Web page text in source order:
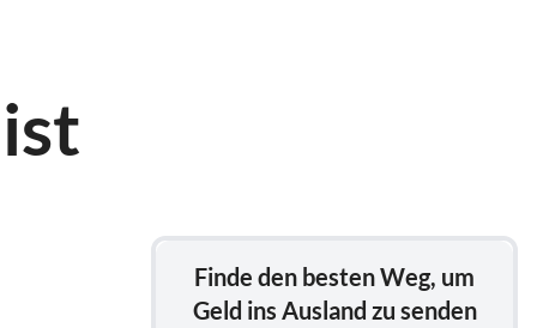
Finde den besten Weg, um
Geld ins Ausland zu senden